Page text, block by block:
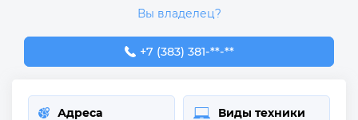
Вы владелец?
+7 (383) 381-10-54
+7 (383) 381-**-**
Адреса Виды техники